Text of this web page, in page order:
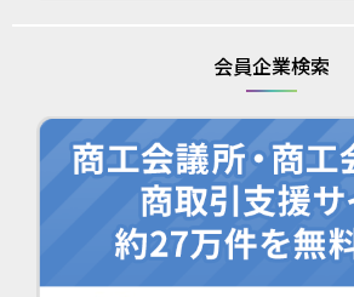
会員企業検索